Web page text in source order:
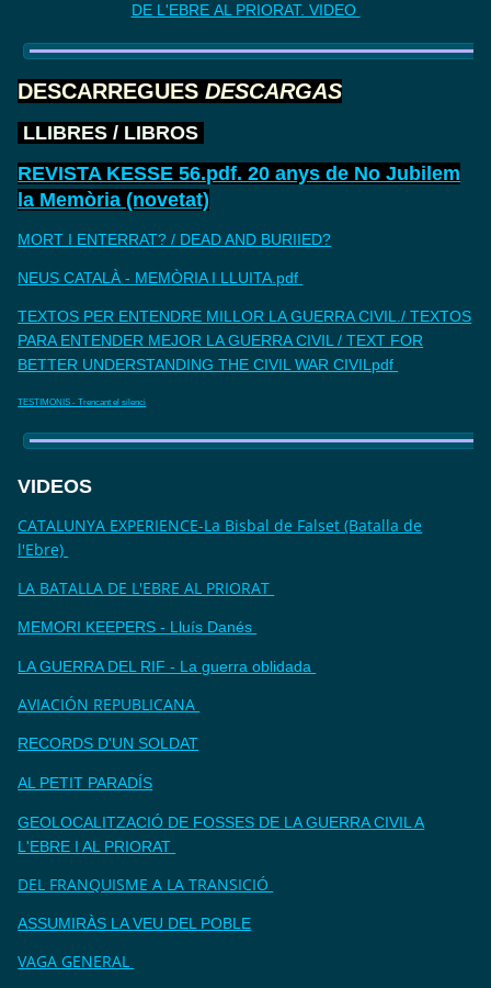
DE L'EBRE AL PRIORAT. VIDEO
DESCARREGUESDESCARGAS
LLIBRES/ LIBROS
REVISTA KESSE 56.pdf. 20 anys de No Jubilem
la Memòria (novetat)
MORT I ENTERRAT? / DEAD AND BURIIED?
NEUS CATALÀ - MEMÒRIA I LLUITA.pdf
TEXTOS PER ENTENDRE MILLOR LA GUERRA CIVIL./ TEXTOS
PARA ENTENDER MEJOR LA GUERRA CIVIL / TEXT FOR
BETTER UNDERSTANDING THE CIVIL WAR CIVILpdf
TESTIMONIS - Trencant el silenci
VIDEOS
CATALUNYA EXPERIENCE-La Bisbal de Falset (Batalla de
l'Ebre)
LA BATALLA DE L'EBRE AL PRIORAT
MEMORI KEEPERS - Lluís Danés
LA GUERRA DEL RIF - La guerra oblidada
AVIACIÓN REPUBLICANA
RECORDS D'UN SOLDAT
AL PETIT PARADÍS
GEOLOCALITZACIÓ DE FOSSES DE LA GUERRA CIVIL A
L'EBRE I AL PRIORAT
DEL FRANQUISME A LA TRANSICIÓ
ASSUMIRÀS LA VEU DEL POBLE
VAGA GENERAL